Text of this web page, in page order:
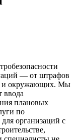
— от штрафов
и окружающих. Мы
ввода
плановых
по
организаций с